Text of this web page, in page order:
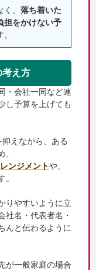
、 落ち着いた
担をかけない予
考え方
・会社一同など連
し予算を上げても
えながら、ある
ンジメントや、
りやすいように立
社名・代表者名・
んと伝わるように
が一般家庭の場合